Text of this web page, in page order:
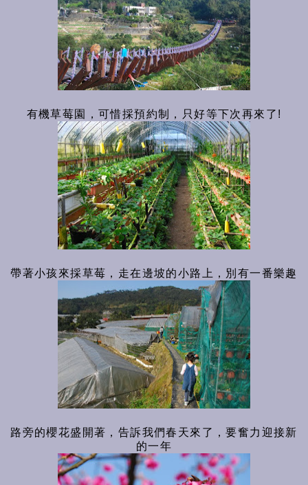
有機草莓園，可惜採預約制，只好等下次再來了!
帶著小孩來採草莓，走在邊坡的小路上，別有一番樂趣
路旁的櫻花盛開著，告訴我們春天來了，要奮力迎接新
的一年